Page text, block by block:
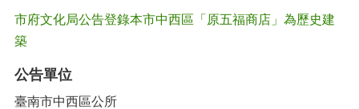
市府文化局公告登錄本市中西區「原五福商店」為歷史建
築
公告單位
臺南市中西區公所